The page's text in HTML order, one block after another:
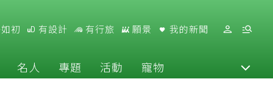
初 有設計 有行旅 願景 我的新聞
名人 專題 活動 寵物